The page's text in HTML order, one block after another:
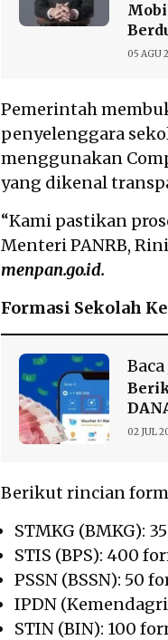
05 AGU
Pemerintah
penyelenggara
menggunakan
yang dikenal
“Kami pastikan
Menteri PANRB,
menpan.go.id.
Formasi Sekolah
02 JUL
Berikut rincian
STMKG (BMKG):
STIS (BPS): 400
PSSN (BSSN): 50
IPDN
STIN (BIN): 100